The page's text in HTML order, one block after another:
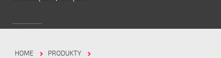
HOME
PRODUKTY